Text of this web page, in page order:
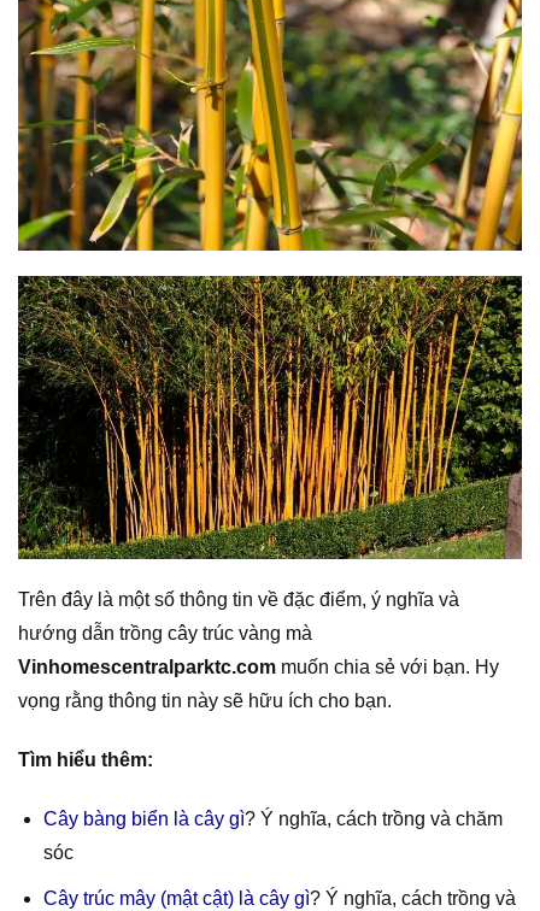
Trên đây là một số thông tin về đặc điểm, ý nghĩa và
hướng dẫn trồng cây trúc vàng mà
Vinhomescentralparktc.com muốn chia sẻ với bạn. Hy
vọng rằng thông tin này sẽ hữu ích cho bạn.
Tìm hiểu thêm:
Cây bàng biển là cây gì? Ý nghĩa, cách trồng và chăm
sóc
Cây trúc mây (mật cật) là cây gì? Ý nghĩa, cách trồng và